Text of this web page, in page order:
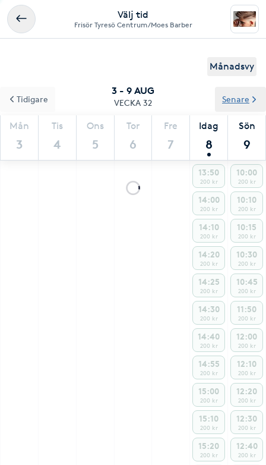
Välj tid
Frisör Tyresö Centrum/Moes Barber
Månadsvy
3 - 9 AUG
VECKA 32
Mån
3
Tis
4
Ons
5
Tor
6
Fre
7
Idag
8
Sön
9
Tidigare Senare
13:50
200 kr
14:00
200 kr
14:10
200 kr
14:20
200 kr
14:25
200 kr
14:30
200 kr
14:40
200 kr
14:55
200 kr
15:00
200 kr
15:10
200 kr
15:20
200 kr
10:00
200 kr
10:10
200 kr
10:15
200 kr
10:30
200 kr
10:45
200 kr
11:50
200 kr
12:00
200 kr
12:10
200 kr
12:20
200 kr
12:30
200 kr
12:40
200 kr